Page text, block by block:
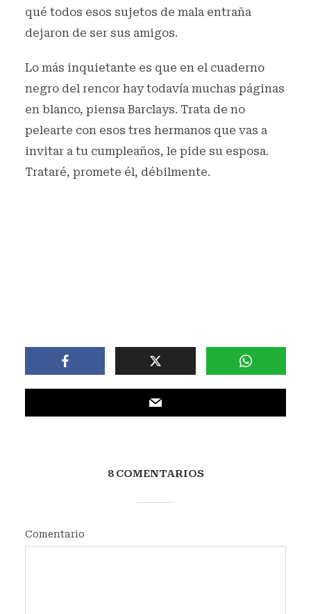
qué todos esos sujetos de mala entraña
dejaron de ser sus amigos.
Lo más inquietante es que en el cuaderno
negro del rencor hay todavía muchas páginas
en blanco, piensa Barclays. Trata de no
pelearte con esos tres hermanos que vas a
invitar a tu cumpleaños, le pide su esposa.
Trataré, promete él, débilmente.
8 COMENTARIOS
Comentario